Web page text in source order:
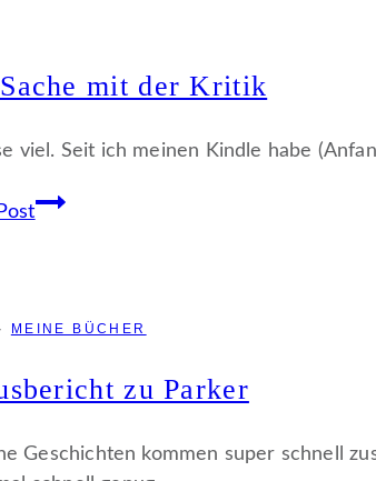
mit der Kritik
viel. Seit ich meinen Kindle habe
Die
Kritik
MEINE BÜCHER
zu Parker
Geschichten kommen super schnell